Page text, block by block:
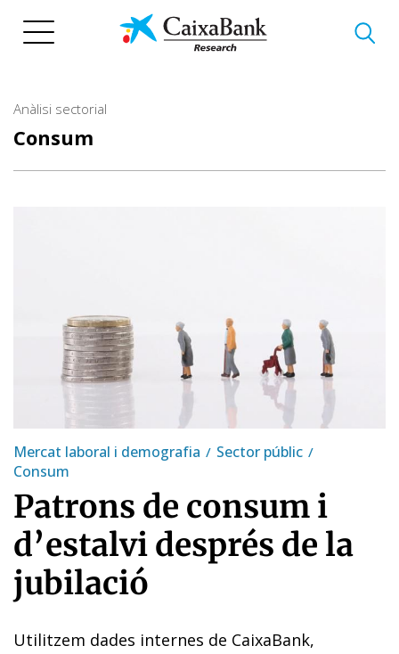
Anàlisi sectorial
Consum
Mercat laboral i demografia
Sector públic
Consum
Patrons de consum i
d’estalvi després de la
jubilació
Utilitzem dades internes de CaixaBank,